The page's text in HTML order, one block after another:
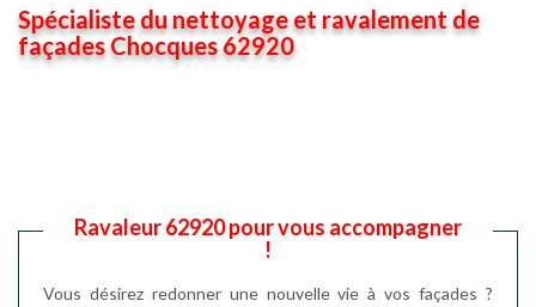
Spécialiste du nettoyage et ravalement de
façades Chocques 62920
Ravaleur 62920 pour vous accompagner
!
Vous désirez redonner une nouvelle vie à vos façades ?